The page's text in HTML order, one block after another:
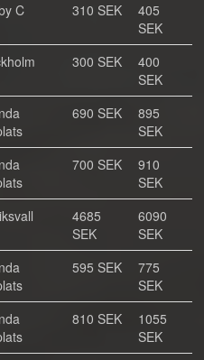
C 310 SEK
405
SEK
300 SEK
400
SEK
690 SEK
895
SEK
700 SEK
910
SEK
4685
SEK
6090
SEK
595 SEK
775
SEK
810 SEK
1055
SEK